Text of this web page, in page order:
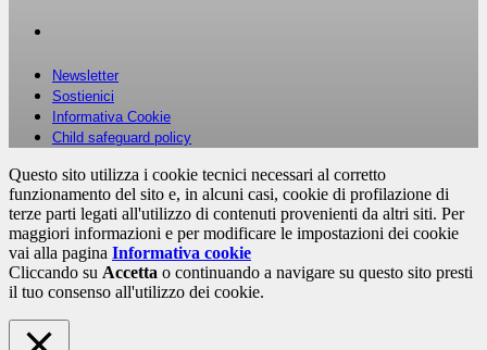
Newsletter
Sostienici
Informativa Cookie
Child safeguard policy
Questo sito utilizza i cookie tecnici necessari al corretto
funzionamento del sito e, in alcuni casi, cookie di profilazione di
terze parti legati all'utilizzo di contenuti provenienti da altri siti. Per
maggiori informazioni e per modificare le impostazioni dei cookie
vai alla pagina Informativa cookie
Cliccando su Accetta o continuando a navigare su questo sito presti
il tuo consenso all'utilizzo dei cookie.